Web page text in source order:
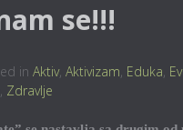
se!!!
in Aktiv, Aktivizam, Eduka,
, Zdravlje